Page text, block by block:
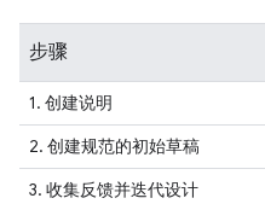
步骤
1. 创建说明
2. 创建规范的初始草稿
3. 收集反馈并迭代设计